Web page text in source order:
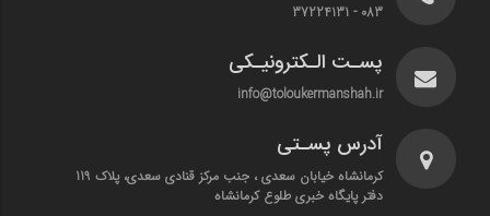
083 - 37224131
پسـت الـکترونیـکی
info@toloukermanshah.ir
آدرس پسـتی
کرمانشاه خیابان سعدی ، جنب مرکز قنادی سعدی، پلاک 119
دفتر پایگاه خبری طلوع کرمانشاه